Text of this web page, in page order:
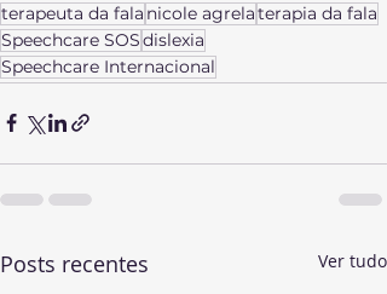
terapeuta da fala nicole agrelaterapia da fala
Speechcare SOSdislexia
Speechcare Internacional
Posts recentes Ver tudo